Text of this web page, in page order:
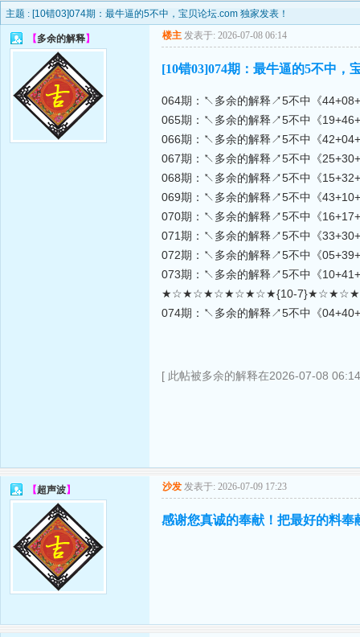
主题 : [10错03]074期：最牛逼的5不中，宝贝论坛.com 独家发表！
【多余的解释】 楼主 发表于: 2026-07-08 06:14
[10错03]074期：最牛逼的5不中，
064期：↖多余的解释↗5不中《
065期：↖多余的解释↗5不中《
066期：↖多余的解释↗5不中《
067期：↖多余的解释↗5不中《
068期：↖多余的解释↗5不中《
069期：↖多余的解释↗5不中《
070期：↖多余的解释↗5不中《
071期：↖多余的解释↗5不中《
072期：↖多余的解释↗5不中《
073期：↖多余的解释↗5不中《
★☆★☆★☆★☆★☆★{10-
074期：↖多余的解释↗5不中《
[ 此帖被多余的解释在2026-07-08
【超声波】 沙发 发表于: 2026-07-09 17:23
感谢您真诚的奉献！把最好的料